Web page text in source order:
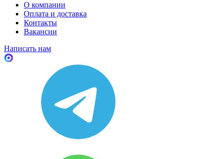
О компании
Оплата и доставка
Контакты
Вакансии
Написать нам